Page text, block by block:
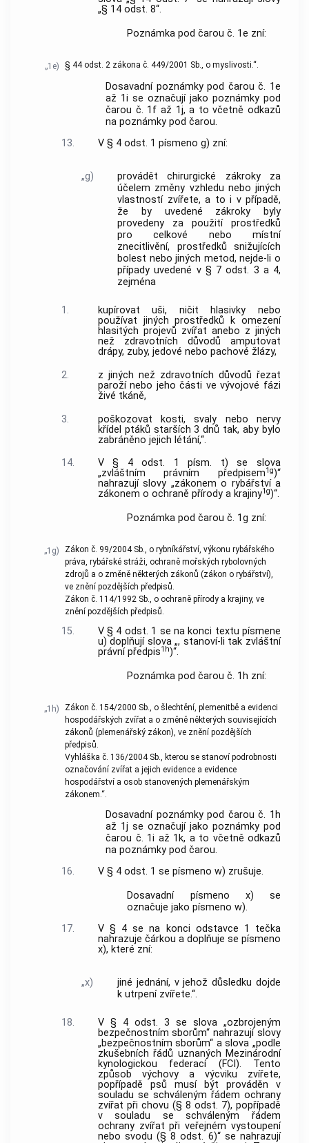
„§ 14 odst. 8“.
Poznámka pod čarou č. 1e zní:
„1e) § 44 odst. 2 zákona č. 449/2001 Sb., o myslivosti.“.
Dosavadní poznámky pod čarou č. 1e
až 1i se označují jako poznámky pod
čarou č. 1f až 1j, a to včetně odkazů
na poznámky pod čarou.
13.
V § 4 odst. 1 písmeno g) zní:
„g)
provádět chirurgické zákroky za
účelem změny vzhledu nebo jiných
vlastností zvířete, a to i v případě,
že by uvedené zákroky byly
provedeny za použití prostředků
pro celkové nebo místní
znecitlivění, prostředků snižujících
bolest nebo jiných metod, nejde-li o
případy uvedené v § 7 odst. 3 a 4,
zejména
1.
kupírovat uši, ničit hlasivky nebo
používat jiných prostředků k omezení
hlasitých projevů zvířat anebo z jiných
než zdravotních důvodů amputovat
drápy, zuby, jedové nebo pachové žlázy,
2.
z jiných než zdravotních důvodů řezat
paroží nebo jeho části ve vývojové fázi
živé tkáně,
3.
poškozovat kosti, svaly nebo nervy
křídel ptáků starších 3 dnů tak, aby bylo
zabráněno jejich létání,“.
14.
V § 4 odst. 1 písm. t) se slova
„zvláštním právním předpisem1g)“
nahrazují slovy „zákonem o rybářství a
zákonem o ochraně přírody a krajiny1g)“.
Poznámka pod čarou č. 1g zní:
„1g)
Zákon č. 99/2004 Sb., o rybníkářství, výkonu rybářského
práva, rybářské stráži, ochraně mořských rybolovných
zdrojů a o změně některých zákonů (zákon o rybářství),
ve znění pozdějších předpisů.
Zákon č. 114/1992 Sb., o ochraně přírody a krajiny, ve
znění pozdějších předpisů.
15.
V § 4 odst. 1 se na konci textu písmene
u) doplňují slova „, stanoví-li tak zvláštní
právní předpis1h)“.
Poznámka pod čarou č. 1h zní:
„1h)
Zákon č. 154/2000 Sb., o šlechtění, plemenitbě a evidenci
hospodářských zvířat a o změně některých souvisejících
zákonů (plemenářský zákon), ve znění pozdějších
předpisů.
Vyhláška č. 136/2004 Sb., kterou se stanoví podrobnosti
označování zvířat a jejich evidence a evidence
hospodářství a osob stanovených plemenářským
zákonem.“.
Dosavadní poznámky pod čarou č. 1h
až 1j se označují jako poznámky pod
čarou č. 1i až 1k, a to včetně odkazů
na poznámky pod čarou.
16.
V § 4 odst. 1 se písmeno w) zrušuje.
Dosavadní písmeno x) se
označuje jako písmeno w).
17.
V § 4 se na konci odstavce 1 tečka
nahrazuje čárkou a doplňuje se písmeno
x), které zní:
„x)
jiné jednání, v jehož důsledku dojde
k utrpení zvířete.“.
18.
V § 4 odst. 3 se slova „ozbrojeným
bezpečnostním sborům“ nahrazují slovy
„bezpečnostním sborům“ a slova „podle
zkušebních řádů uznaných Mezinárodní
kynologickou federací (FCI). Tento
způsob výchovy a výcviku zvířete,
popřípadě psů musí být prováděn v
souladu se schváleným řádem ochrany
zvířat při chovu (§ 8 odst. 7), popřípadě
v souladu se schváleným řádem
ochrany zvířat při veřejném vystoupení
nebo svodu (§ 8 odst. 6)“ se nahrazují